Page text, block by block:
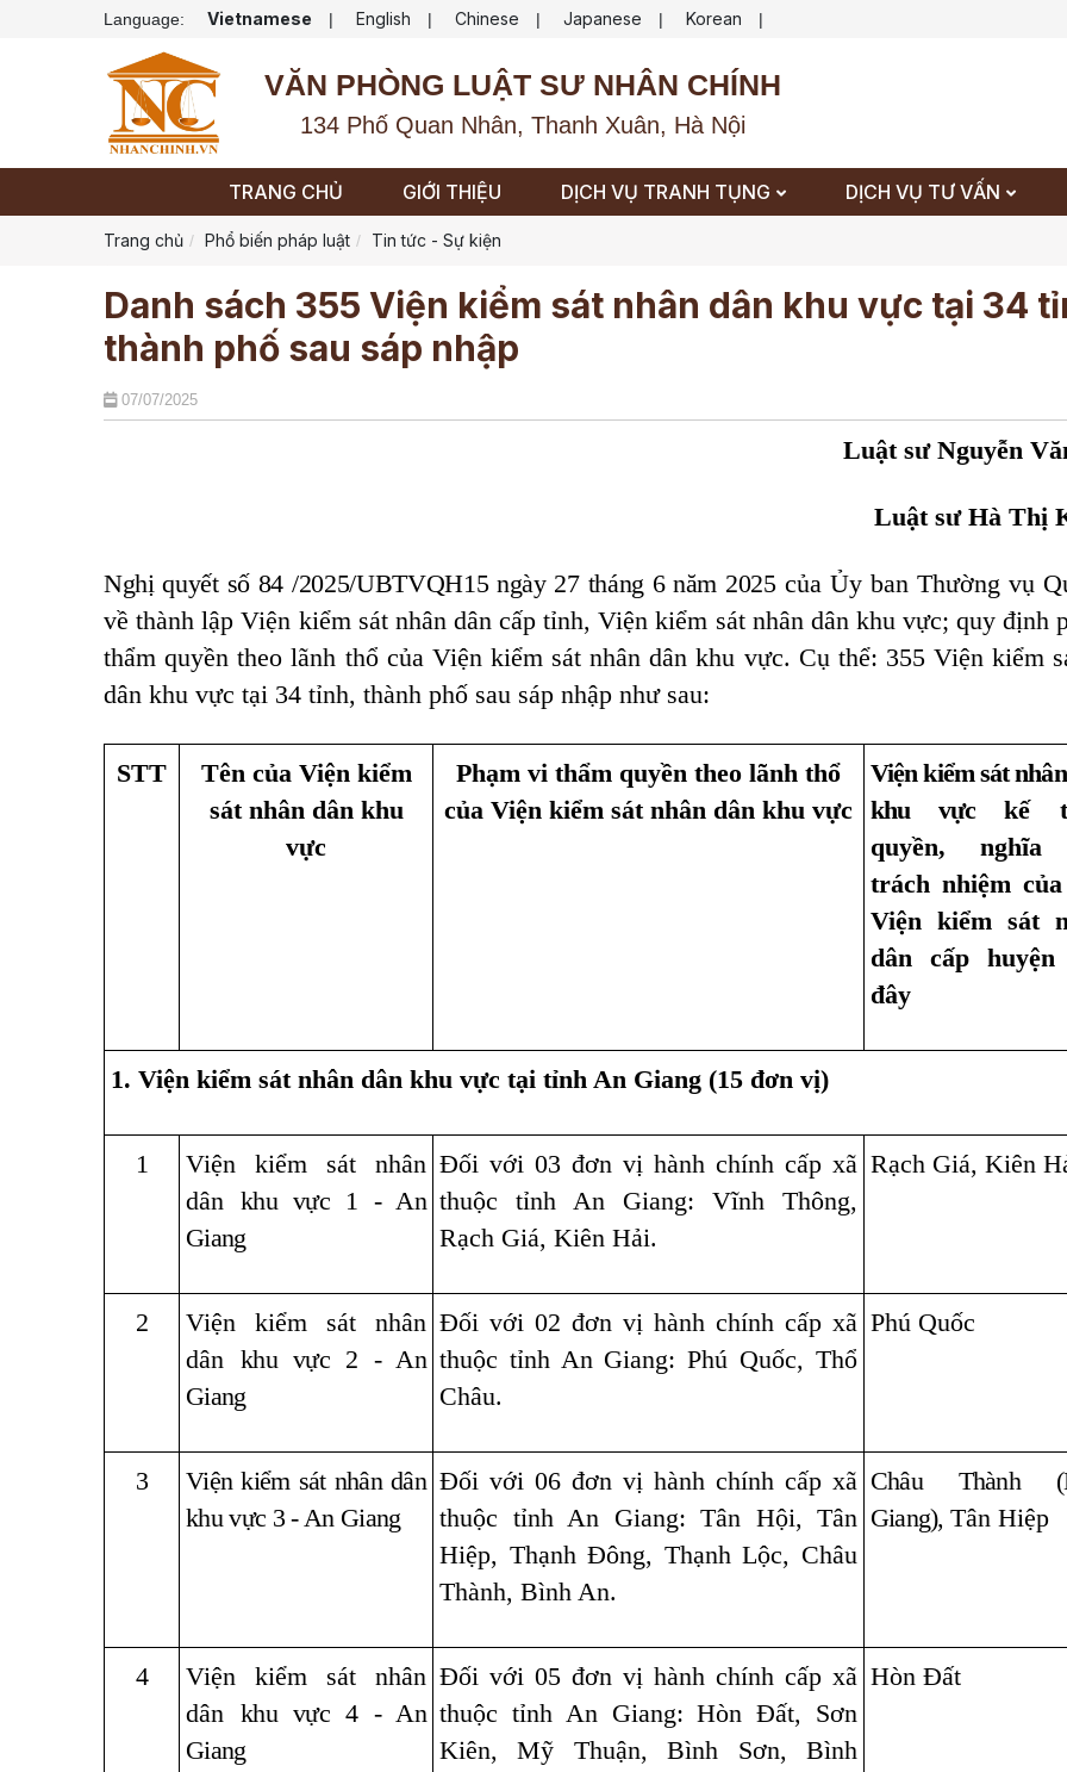
Language: Vietnamese | English | Chinese | Japanese | Korean |
VĂN PHÒNG LUẬT SƯ NHÂN CHÍNH
134 Phố Quan Nhân, Thanh Xuân, Hà Nội
TRANG CHỦ GIỚI THIỆU DỊCH VỤ TRANH TỤNG DỊCH VỤ TƯ VẤN
Trang chủ Phổ biến pháp luật Tin tức - Sự kiện
Danh sách 355 Viện kiểm sát nhân dân khu vực tại 34
thành phố sau sáp nhập
07/07/2025
Luật sư Nguyễn
Luật sư Hà Thị
Nghị quyết số 84 /2025/UBTVQH15 ngày 27 tháng 6 năm 2025của Ủy ban Thường vụ
về thành lập Viện kiểm sát nhân dân cấp tỉnh, Viện kiểm sát nhân dân khu vực; quy định
thẩm quyền theo lãnh thổ của Viện kiểm sát nhân dân khu vực. Cụ thể: 355 Viện kiểm
dân khu vực tại 34 tỉnh, thành phố sau sáp nhập như sau:
STT
Tên của Viện kiểm
sát nhân dân khu
vực
Phạm vi thẩm quyền theo lãnh thổ
của Viện kiểm sát nhân dân khu vực
Viện kiểm sát
khu vựckế
quyền, nghĩa
trách nhiệm
Viện kiểm sát
dân cấp huyện
đây
1. Viện kiểm sát nhân dân khu vực tại tỉnh An Giang (15 đơn vị)
1
Viện kiểm sát nhân
dân khu vực 1 - An
Giang
Đối với 03 đơn vị hành chính cấp xã
thuộc tỉnh An Giang: Vĩnh Thông,
Rạch Giá, Kiên Hải.
Rạch Giá, Kiên
2
Viện kiểm sát nhân
dân khu vực 2 - An
Giang
Đối với 02 đơn vị hành chính cấp xã
thuộc tỉnh An Giang: Phú Quốc, Thổ
Châu.
Phú Quốc
3
Viện kiểm sát nhân dân
khu vực 3 - An Giang
Đối với 06 đơn vị hành chính cấp xã
thuộc tỉnh An Giang: Tân Hội, Tân
Hiệp, Thạnh Đông, Thạnh Lộc, Châu
Thành, Bình An.
Châu Thành
Giang), Tân Hiệp
4
Viện kiểm sát nhân
dân khu vực 4 - An
Giang
Đối với 05 đơn vị hành chính cấp xã
thuộc tỉnh An Giang: Hòn Đất, Sơn
Kiên, Mỹ Thuận, Bình Sơn, Bình
Hòn Đất